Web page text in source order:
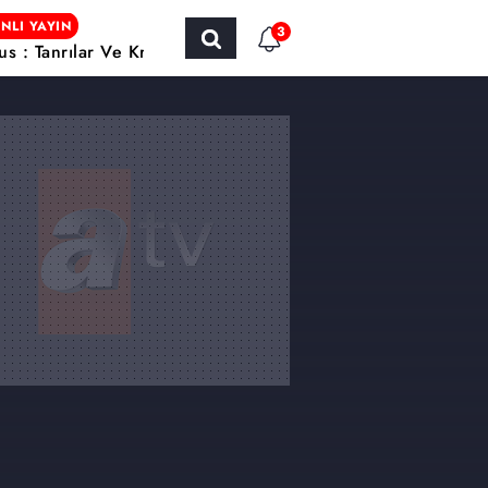
YAYIN
: Tanrılar Ve Krallar / Yabancı Sinema
3